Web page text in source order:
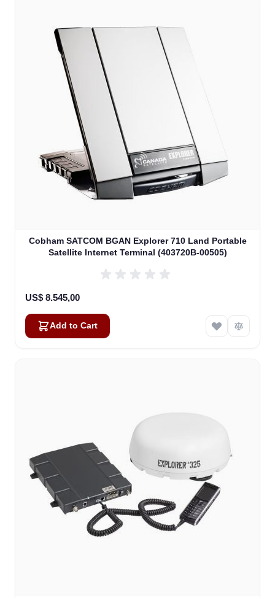
Cobham SATCOM BGAN Explorer 710 Land Portable
Satellite Internet Terminal (403720B-00505)
US$ 8.545,00
Add to Cart